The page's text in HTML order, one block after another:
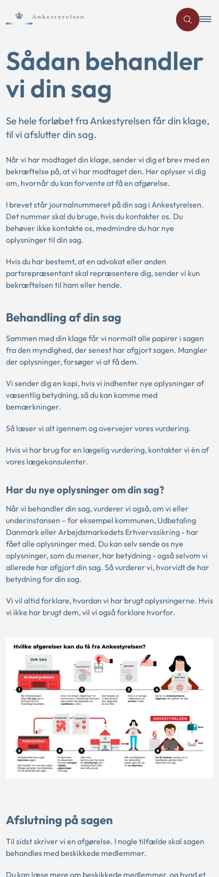
Sådan behandler
vi din sag
Se hele forløbet fra Ankestyrelsen får din klage,
til vi afslutter din sag.
Når vi har modtaget din klage, sender vi dig et brev med en
bekræftelse på, at vi har modtaget den. Her oplyser vi dig
om, hvornår du kan forvente at få en afgørelse.
I brevet står journalnummeret på din sag i Ankestyrelsen.
Det nummer skal du bruge, hvis du kontakter os. Du
behøver ikke kontakte os, medmindre du har nye
oplysninger til din sag.
Hvis du har bestemt, at en advokat eller anden
partsrepræsentant skal repræsentere dig, sender vi kun
bekræftelsen til ham eller hende.
Behandling af din sag
Sammen med din klage får vi normalt alle papirer i sagen
fra den myndighed, der senest har afgjort sagen. Mangler
der oplysninger, forsøger vi at få dem.
Vi sender dig en kopi, hvis vi indhenter nye oplysninger af
væsentlig betydning, så du kan komme med
bemærkninger.
Så læser vi alt igennem og overvejer vores vurdering.
Hvis vi har brug for en lægelig vurdering, kontakter vi én af
vores lægekonsulenter.
Har du nye oplysninger om din sag?
Når vi behandler din sag, vurderer vi også, om vi eller
underinstansen – for eksempel kommunen, Udbetaling
Danmark eller Arbejdsmarkedets Erhvervssikring - har
fået alle oplysninger med. Du kan selv sende os nye
oplysninger, som du mener, har betydning - også selvom vi
allerede har afgjort din sag. Så vurderer vi, hvorvidt de har
betydning for din sag.
Vi vil altid forklare, hvordan vi har brugt oplysningerne. Hvis
vi ikke har brugt dem, vil vi også forklare hvorfor.
Afslutning på sagen
Til sidst skriver vi en afgørelse. I nogle tilfælde skal sagen
behandles med beskikkede medlemmer.
Du kan læse mere om beskikkede medlemmer, og hvad et